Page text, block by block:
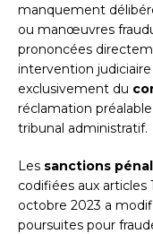
manquement
ou manœuvres
prononcées
intervention
exclusivement du
réclamation
tribunal administratif.
Les sanctions
codifiées aux articles
octobre 2023 a
poursuites pour